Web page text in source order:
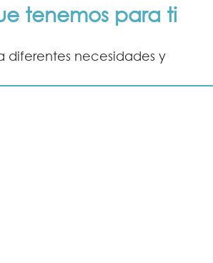
tenemos para ti
diferentes necesidades y